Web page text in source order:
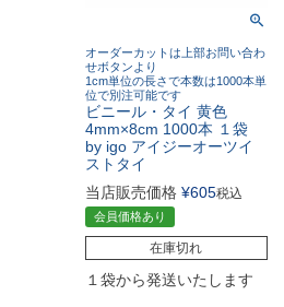
オーダーカットは上部お問い合わ
せボタンより
1cm単位の長さで本数は1000本単
位で別注可能です
ビニール・タイ 黄色
4mm×8cm 1000本 １袋
by igo アイジーオーツイ
ストタイ
当店販売価格 ¥605税込
会員価格あり
在庫切れ
１袋から発送いたします